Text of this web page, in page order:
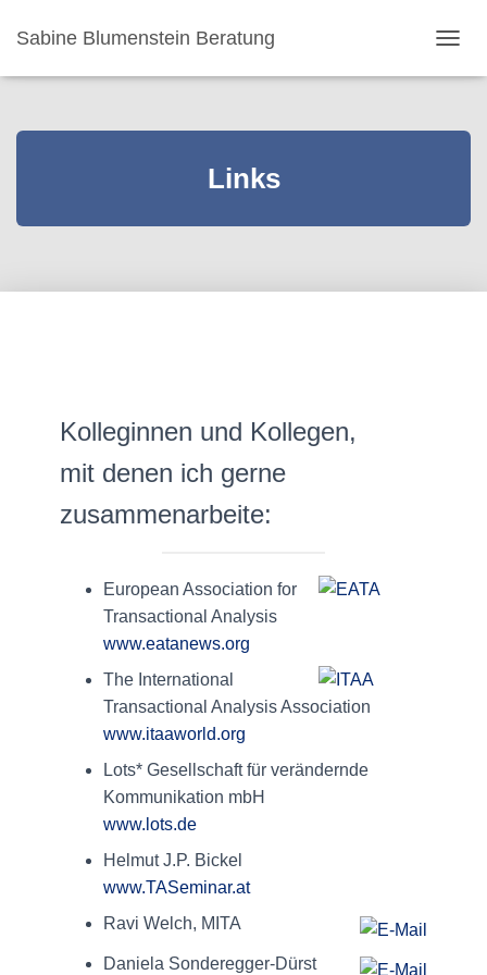
Sabine Blumenstein Beratung
Links
Kolleginnen und Kollegen,
mit denen ich gerne
zusammenarbeite:
European Association for
Transactional Analysis
www.eatanews.org
The International
Transactional Analysis Association
www.itaaworld.org
Lots* Gesellschaft für verändernde
Kommunikation mbH
www.lots.de
Helmut J.P. Bickel
www.TASeminar.at
Ravi Welch, MITA
Daniela Sonderegger-Dürst